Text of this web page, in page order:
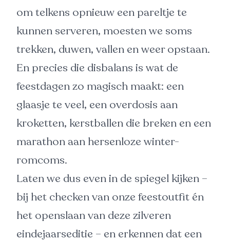
om telkens opnieuw een pareltje te
kunnen serveren, moesten we soms
trekken, duwen, vallen en weer opstaan.
En precies die disbalans is wat de
feestdagen zo magisch maakt: een
glaasje te veel, een overdosis aan
kroketten, kerstballen die breken en een
marathon aan hersenloze winter-
romcoms.
Laten we dus even in de spiegel kijken –
bij het checken van onze feestoutfit én
het openslaan van deze zilveren
eindejaarseditie – en erkennen dat een